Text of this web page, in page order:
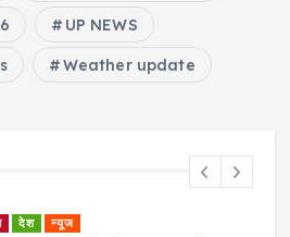
UP NEWS
Weather update
देश न्यूज